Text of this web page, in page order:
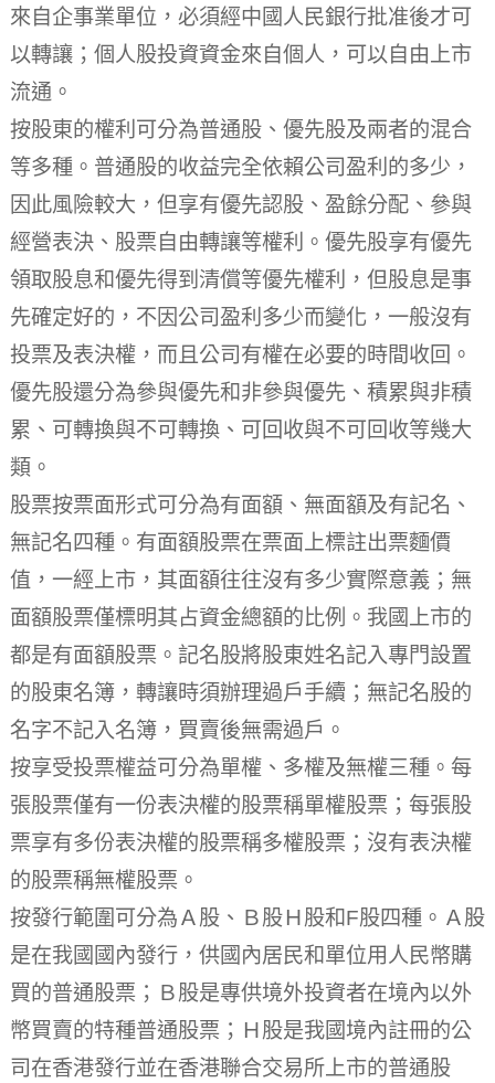
來自企事業單位，必須經中國人民銀行批准後才可
以轉讓；個人股投資資金來自個人，可以自由上市
流通。
按股東的權利可分為普通股、優先股及兩者的混合
等多種。普通股的收益完全依賴公司盈利的多少，
因此風險較大，但享有優先認股、盈餘分配、參與
經營表決、股票自由轉讓等權利。優先股享有優先
領取股息和優先得到清償等優先權利，但股息是事
先確定好的，不因公司盈利多少而變化，一般沒有
投票及表決權，而且公司有權在必要的時間收回。
優先股還分為參與優先和非參與優先、積累與非積
累、可轉換與不可轉換、可回收與不可回收等幾大
類。
股票按票面形式可分為有面額、無面額及有記名、
無記名四種。有面額股票在票面上標註出票麵價
值，一經上市，其面額往往沒有多少實際意義；無
面額股票僅標明其占資金總額的比例。我國上市的
都是有面額股票。記名股將股東姓名記入專門設置
的股東名簿，轉讓時須辦理過戶手續；無記名股的
名字不記入名簿，買賣後無需過戶。
按享受投票權益可分為單權、多權及無權三種。每
張股票僅有一份表決權的股票稱單權股票；每張股
票享有多份表決權的股票稱多權股票；沒有表決權
的股票稱無權股票。
按發行範圍可分為Ａ股、Ｂ股Ｈ股和F股四種。Ａ股
是在我國國內發行，供國內居民和單位用人民幣購
買的普通股票；Ｂ股是專供境外投資者在境內以外
幣買賣的特種普通股票；Ｈ股是我國境內註冊的公
司在香港發行並在香港聯合交易所上市的普通股